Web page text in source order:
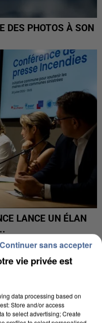
DES PHOTOS À SON
LANCE UN ÉLAN
vie privée est
data processing based on
Store and/or access
to select advertising; Create
Continuer sans accepter